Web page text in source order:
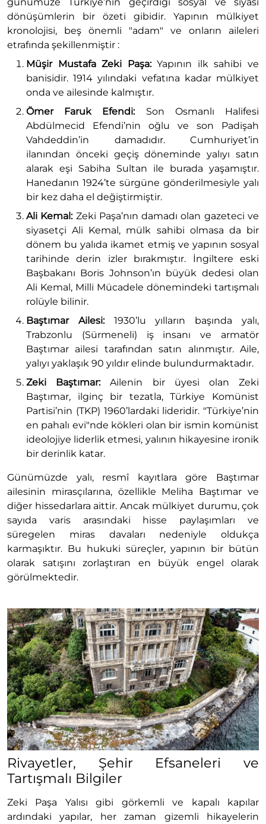
dönüşümlerin bir özeti gibidir. Yapının mülkiyet
kronolojisi, beş önemli "adam" ve onların aileleri
etrafında şekillenmiştir :
Müşir Mustafa Zeki Paşa:Yapının ilk sahibi ve
banisidir. 1914 yılındaki vefatına kadar mülkiyet
onda ve ailesinde kalmıştır.
Ömer Faruk Efendi:Son Osmanlı Halifesi
Abdülmecid Efendi’nin oğlu ve son Padişah
Vahdeddin’in damadıdır. Cumhuriyet’in
ilanından önceki geçiş döneminde yalıyı satın
alarak eşi Sabiha Sultan ile burada yaşamıştır.
Hanedanın 1924’te sürgüne gönderilmesiyle yalı
bir kez daha el değiştirmiştir.
Ali Kemal:Zeki Paşa’nın damadı olan gazeteci ve
siyasetçi Ali Kemal, mülk sahibi olmasa da bir
dönem bu yalıda ikamet etmiş ve yapının sosyal
tarihinde derin izler bırakmıştır. İngiltere eski
Başbakanı Boris Johnson’ın büyük dedesi olan
Ali Kemal, Milli Mücadele dönemindeki tartışmalı
rolüyle bilinir.
Baştımar Ailesi:1930’lu yılların başında yalı,
Trabzonlu (Sürmeneli) iş insanı ve armatör
Baştımar ailesi tarafından satın alınmıştır. Aile,
yalıyı yaklaşık 90 yıldır elinde bulundurmaktadır.
Zeki Baştımar:Ailenin bir üyesi olan Zeki
Baştımar, ilginç bir tezatla, Türkiye Komünist
Partisi’nin (TKP) 1960’lardaki lideridir. "Türkiye’nin
en pahalı evi"nde kökleri olan bir ismin komünist
ideolojiye liderlik etmesi, yalının hikayesine ironik
bir derinlik katar.
Günümüzde yalı, resmî kayıtlara göre Baştımar
ailesinin mirasçılarına, özellikle Meliha Baştımar ve
diğer hissedarlara aittir. Ancak mülkiyet durumu, çok
sayıda varis arasındaki hisse paylaşımları ve
süregelen miras davaları nedeniyle oldukça
karmaşıktır. Bu hukuki süreçler, yapının bir bütün
olarak satışını zorlaştıran en büyük engel olarak
görülmektedir.
Rivayetler, Şehir Efsaneleri ve
Tartışmalı Bilgiler
Zeki Paşa Yalısı gibi görkemli ve kapalı kapılar
ardındaki yapılar, her zaman gizemli hikayelerin